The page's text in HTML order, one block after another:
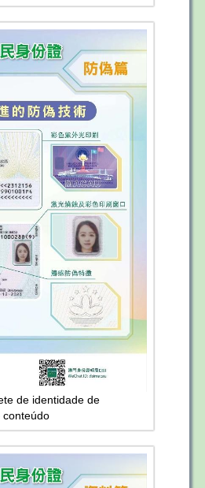
de identidade de
conteúdo